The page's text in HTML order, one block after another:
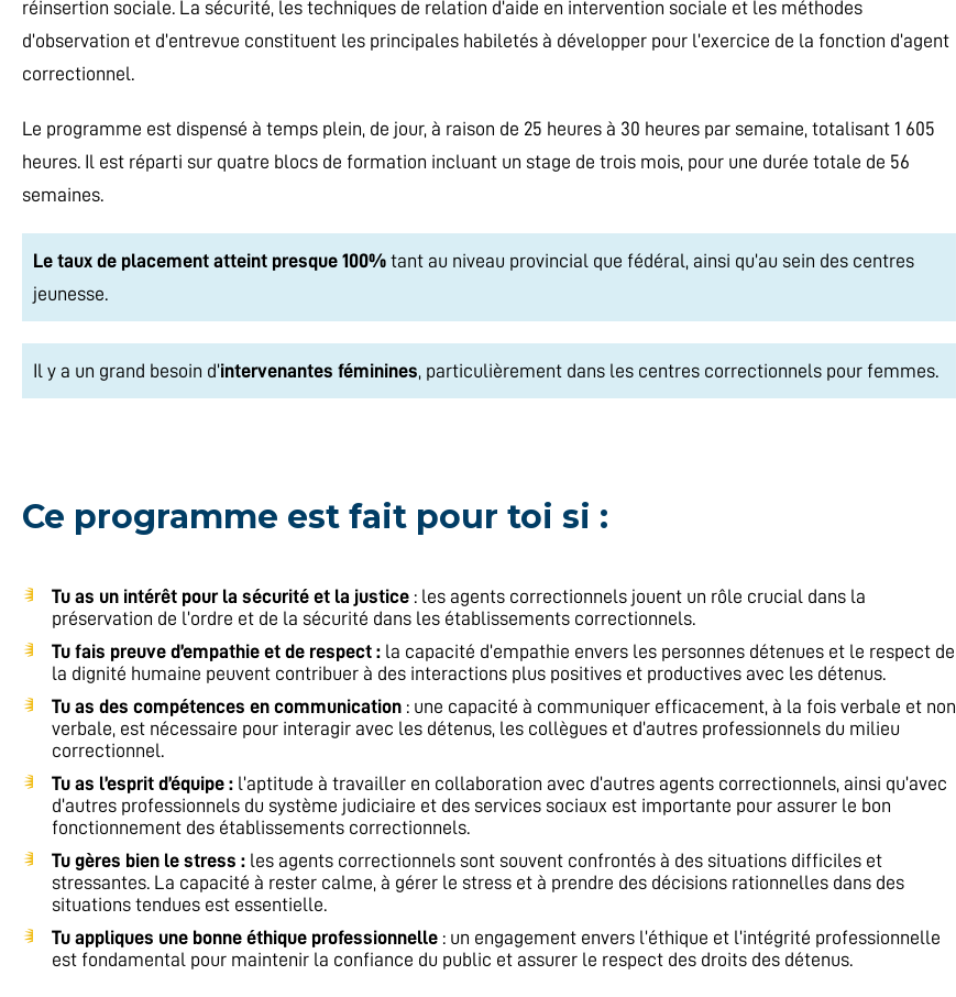
réinsertion sociale. La sécurité, les techniques de relation d’aide en intervention sociale et les méthodes
d’observation et d’entrevue constituent les principales habiletés à développer pour l’exercice de la fonction d’agent
correctionnel.
Le programme est dispensé à temps plein, de jour, à raison de 25 heures à 30 heures par semaine, totalisant 1 605
heures. Il est réparti sur quatre blocs de formation incluant un stage de trois mois, pour une durée totale de 56
semaines.
Le taux de placement atteint presque 100% tant au niveau provincial que fédéral, ainsi qu’au sein des centres
jeunesse.
Il y a un grand besoin d’intervenantes féminines, particulièrement dans les centres correctionnels pour femmes.
Ce programme est fait pour toi si :
Tu as un intérêt pour la sécurité et la justice : les agents correctionnels jouent un rôle crucial dans la
préservation de l’ordre et de la sécurité dans les établissements correctionnels.
Tu fais preuve d’empathie et de respect : la capacité d’empathie envers les personnes détenues et le respect de
la dignité humaine peuvent contribuer à des interactions plus positives et productives avec les détenus.
Tu as des compétences en communication : une capacité à communiquer efficacement, à la fois verbale et non
verbale, est nécessaire pour interagir avec les détenus, les collègues et d’autres professionnels du milieu
correctionnel.
Tu as l’esprit d’équipe : l’aptitude à travailler en collaboration avec d’autres agents correctionnels, ainsi qu’avec
d’autres professionnels du système judiciaire et des services sociaux est importante pour assurer le bon
fonctionnement des établissements correctionnels.
Tu gères bien le stress : les agents correctionnels sont souvent confrontés à des situations difficiles et
stressantes. La capacité à rester calme, à gérer le stress et à prendre des décisions rationnelles dans des
situations tendues est essentielle.
Tu appliques une bonne éthique professionnelle : un engagement envers l’éthique et l’intégrité professionnelle
est fondamental pour maintenir la confiance du public et assurer le respect des droits des détenus.